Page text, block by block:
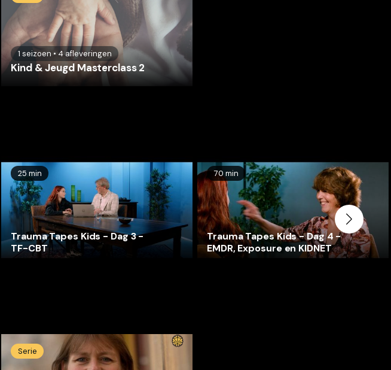
1 seizoen • 4 afleveringen
Kind & Jeugd Masterclass 2
25 min
Trauma Tapes Kids - Dag 3 -
TF-CBT
70 min
Trauma Tapes Kids - Dag 4 -
EMDR, Exposure en KIDNET
Serie